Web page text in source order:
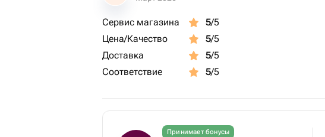
Сервис магазина 5/5
Цена/Качество
5/5
Доставка
5/5
Соответствие
5/5
Принимает бонусы